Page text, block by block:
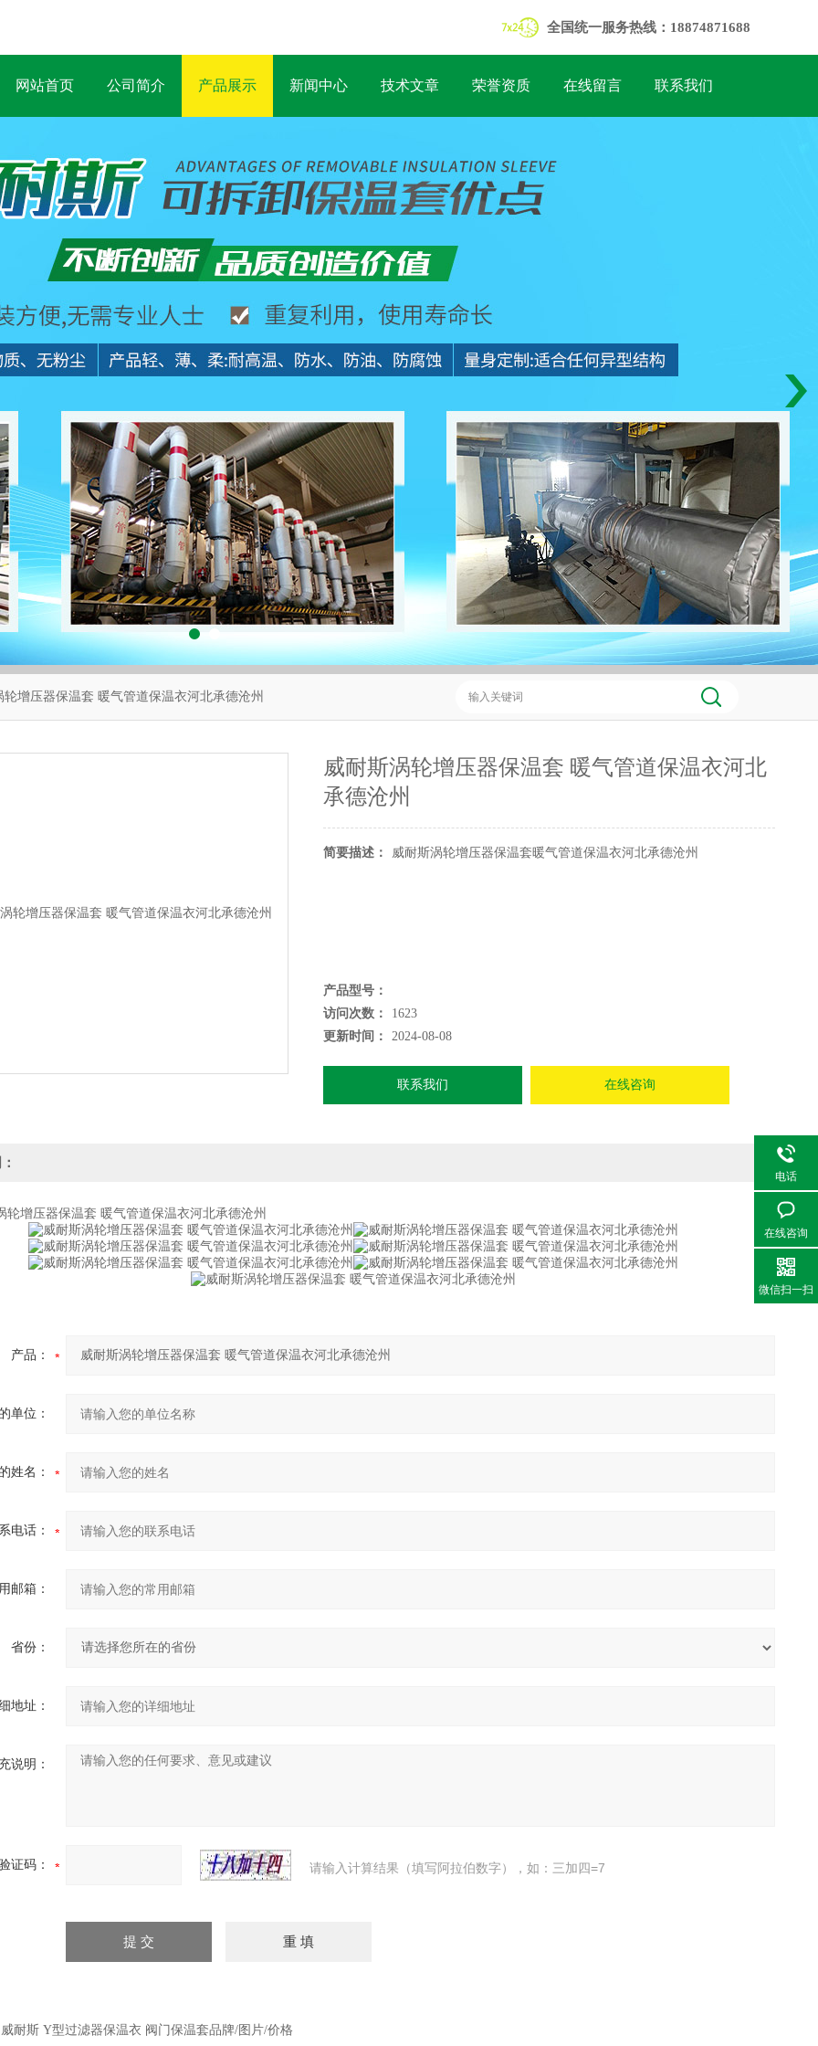
全国统一服务热线：18874871688
网站首页 公司简介 产品展示 新闻中心 技术文章 荣誉资质 在线留言 联系我们
轮增压器保温套 暖气管道保温衣河北承德沧州
威耐斯涡轮增压器保温套 暖气管道保温衣河北
承德沧州
简要描述： 威耐斯涡轮增压器保温套暖气管道保温衣河北承德沧州
产品型号：
访问次数：
1623
更新时间：
2024-08-08
联系我们 在线咨询
增压器保温套 暖气管道保温衣河北承德沧州
产品：
单位：
姓名：
电话：
邮箱：
省份：
地址：
说明：
证码： 请输入计算结果（填写阿拉伯数字），如：三加四=7
威耐斯 Y型过滤器保温衣 阀门保温套品牌/图片/价格
电话
在线咨询
微信扫一扫